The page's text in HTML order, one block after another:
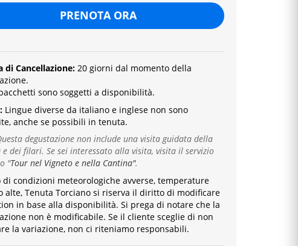
PRENOTA ORA
di Cancellazione:20 giorni dal momento della
sono soggetti a disponibilità.
Lingue diverse da italiano e inglesenon sono
anche se possibili in tenuta.
degustazione non include una visita guidata della
e dei filari. Se sei interessato alla visita, visita il servizio
"Tour nel Vigneto e nella Cantina".
di condizioni meteorologiche avverse, temperature
alte, Tenuta Torciano si riserva il diritto di modificare
in base alla disponibilità. Si prega di notare che la
non è modificabile. Se il cliente sceglie di non
la variazione, non ci riteniamo responsabili.